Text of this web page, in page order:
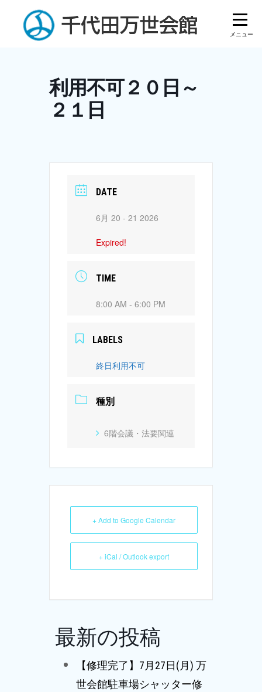
content
利用不可２０日～
２１日
DATE
6月 20 - 21 2026
Expired!
TIME
8:00 AM - 6:00 PM
LABELS
終日利用不可
種別
6階会議・法要関連
+ Add to Google Calendar
+ iCal / Outlook export
最新の投稿
【修理完了】7月27日(月) 万
世会館駐車場シャッター修